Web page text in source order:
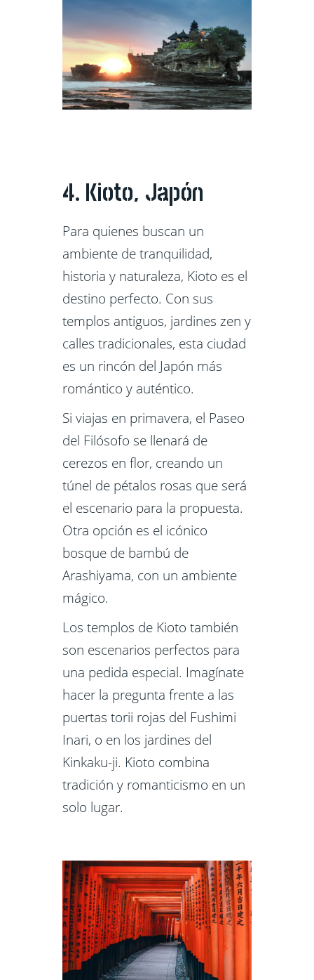
4. Kioto, Japón
Para quienes buscan un
ambiente de tranquilidad,
historia y naturaleza, Kioto es el
destino perfecto. Con sus
templos antiguos, jardines zen y
calles tradicionales, esta ciudad
es un rincón del Japón más
romántico y auténtico.
Si viajas en primavera, el Paseo
del Filósofo se llenará de
cerezos en flor, creando un
túnel de pétalos rosas que será
el escenario para la propuesta.
Otra opción es el icónico
bosque de bambú de
Arashiyama, con un ambiente
mágico.
Los templos de Kioto también
son escenarios perfectos para
una pedida especial. Imagínate
hacer la pregunta frente a las
puertas torii rojas del Fushimi
Inari, o en los jardines del
Kinkaku-ji. Kioto combina
tradición y romanticismo en un
solo lugar.